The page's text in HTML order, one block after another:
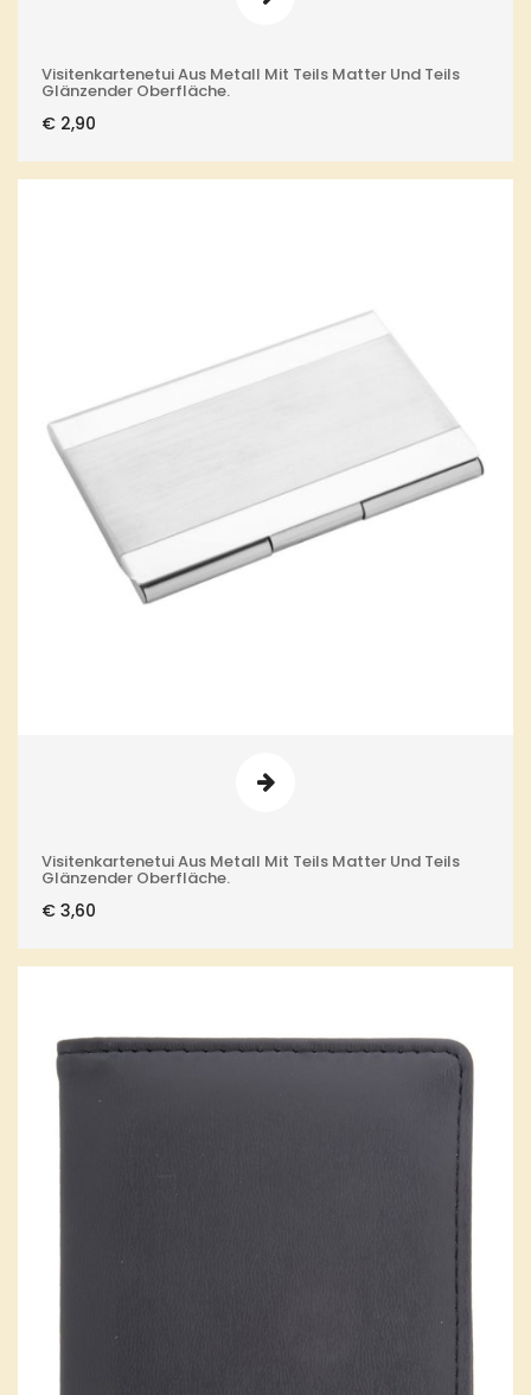
Visitenkartenetui Aus Metall Mit Teils Matter Und Teils
Glänzender Oberfläche.
€ 2,90
Visitenkartenetui Aus Metall Mit Teils Matter Und Teils
Glänzender Oberfläche.
€ 3,60